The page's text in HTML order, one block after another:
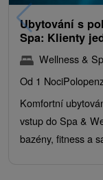
Ubytování s
Spa: Klienty
Wellness &
Od 1 Noci
Komfortní
vstup do Spa &
bazény, fitness a